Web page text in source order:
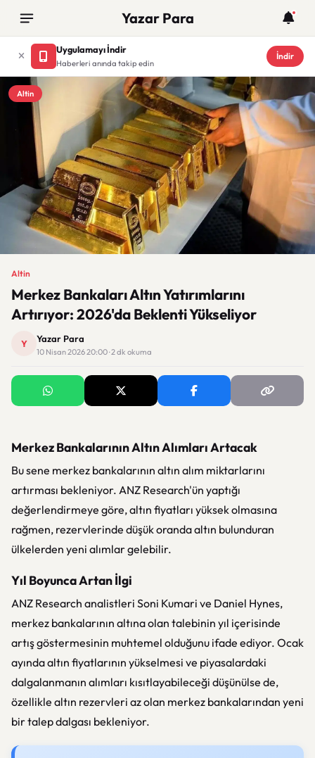
Yazar Para
Uygulamayı İndir
Haberleri anında takip edin
İndir
Altin
Altin
Merkez Bankaları Altın Yatırımlarını
Artırıyor: 2026'da Beklenti Yükseliyor
Y Yazar Para
10 Nisan 2026 20:00 · 2 dk okuma
Merkez Bankalarının Altın Alımları Artacak
Bu sene merkez bankalarının altın alım miktarlarını
artırması bekleniyor. ANZ Research'ün yaptığı
değerlendirmeye göre, altın fiyatları yüksek olmasına
rağmen, rezervlerinde düşük oranda altın bulunduran
ülkelerden yeni alımlar gelebilir.
Yıl Boyunca Artan İlgi
ANZ Research analistleri Soni Kumari ve Daniel Hynes,
merkez bankalarının altına olan talebinin yıl içerisinde
artış göstermesinin muhtemel olduğunu ifade ediyor. Ocak
ayında altın fiyatlarının yükselmesi ve piyasalardaki
dalgalanmanın alımları kısıtlayabileceği düşünülse de,
özellikle altın rezervleri az olan merkez bankalarından yeni
bir talep dalgası bekleniyor.